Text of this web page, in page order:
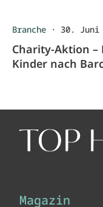
Branche · 30. Juni
Charity-Aktion
Kinder nach
Magazin